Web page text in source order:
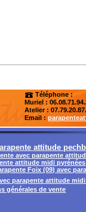
Téléphone :
Muriel :
Atelier:
Email :
attitude
avec parapente
attitude midi pyrénées
Foix (09) avec
parapente attitude
générales de vente